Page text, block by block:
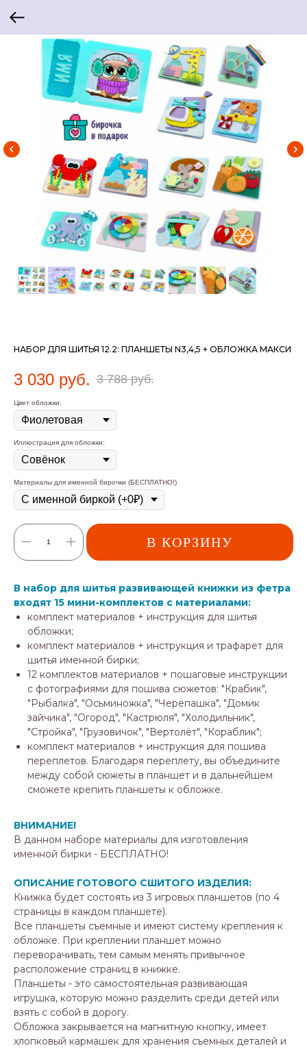
НАБОР ДЛЯ ШИТЬЯ 12.2: ПЛАНШЕТЫ N3,4,5 + ОБЛОЖКА МАКСИ
3 030 руб. 3 788 руб.
Цвет обложки:
Иллюстрация для обложки:
Материалы для именной бирочки (БЕСПЛАТНО!)
В КОРЗИНУ
В набор для шитья развивающей книжки из фетра
входят 15 мини-комплектов с материалами:
комплект материалов + инструкция для шитья
обложки;
комплект материалов + инструкция и трафарет для
шитья именной бирки;
12 комплектов материалов + пошаговые инструкции
с фотографиями для пошива сюжетов: "Крабик",
"Рыбалка", "Осьминожка", "Черепашка", "Домик
зайчика", "Огород", "Кастрюля", "Холодильник",
"Стройка", "Грузовичок", "Вертолёт", "Кораблик";
комплект материалов + инструкция для пошива
переплетов. Благодаря переплету, вы объедините
между собой сюжеты в планшет и в дальнейшем
сможете крепить планшеты к обложке.
ВНИМАНИЕ!
В данном наборе материалы для изготовления
именной бирки - БЕСПЛАТНО!
ОПИСАНИЕ ГОТОВОГО СШИТОГО ИЗДЕЛИЯ:
Книжка будет состоять из 3 игровых планшетов (по 4
страницы в каждом планшете).
Все планшеты съемные и имеют систему крепления к
обложке. При креплении планшет можно
переворачивать, тем самым менять привычное
расположение страниц в книжке.
Планшеты - это самостоятельная развивающая
игрушка, которую можно разделить среди детей или
взять с собой в дорогу.
Обложка закрывается на магнитную кнопку, имеет
хлопковый кармашек для хранения съемных деталей и